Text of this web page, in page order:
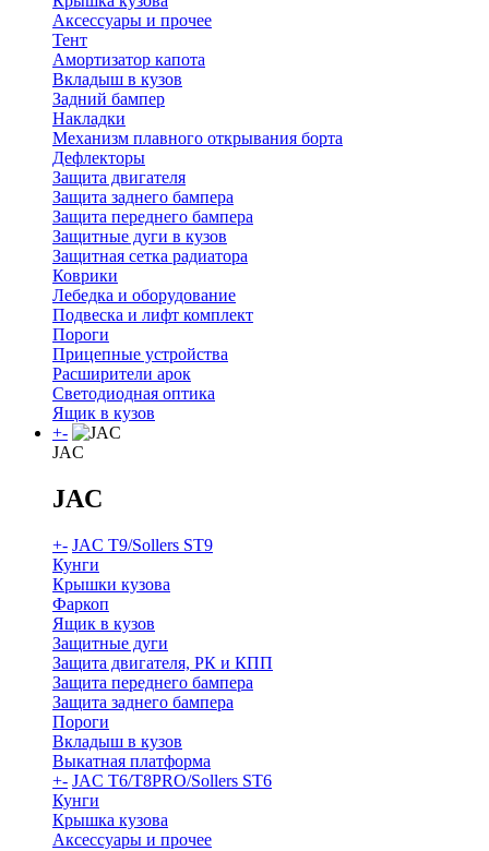
Аксессуары и прочее
Тент
Амортизатор капота
Вкладыш в кузов
Задний бампер
Накладки
Механизм плавного открывания борта
Дефлекторы
Защита двигателя
Защита заднего бампера
Защита переднего бампера
Защитные дуги в кузов
Защитная сетка радиатора
Коврики
Лебедка и оборудование
Подвеска и лифт комплект
Пороги
Прицепные устройства
Расширители арок
Светодиодная оптика
Ящик в кузов
+-
JAC
JAC
+- JAC T9/Sollers ST9
Кунги
Крышки кузова
Фаркоп
Ящик в кузов
Защитные дуги
Защита двигателя, РК и КПП
Защита переднего бампера
Защита заднего бампера
Пороги
Вкладыш в кузов
Выкатная платформа
+- JAC T6/T8PRO/Sollers ST6
Кунги
Крышка кузова
Аксессуары и прочее